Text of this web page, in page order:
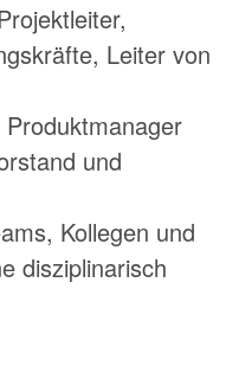
Leiter von
und
Kollegen und
disziplinarisch